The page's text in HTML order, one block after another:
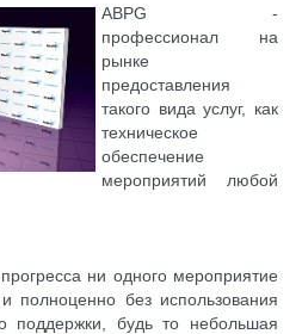
ABPG -
профессионал на
рынке
предоставления
такого вида услуг, как
техническое
обеспечение
мероприятий любой
ни одного мероприятие
полноценно без использования
поддержки, будь то небольшая